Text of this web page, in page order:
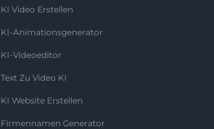
KI Video Erstellen
KI-Animationsgenerator
KI-Videoeditor
Text Zu Video KI
KI Website Erstellen
Firmennamen Generator